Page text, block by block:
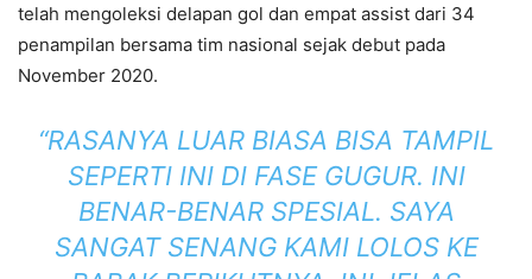
telah mengoleksi delapan gol dan empat assist dari 34
penampilan bersama tim nasional sejak debut pada
November 2020.
“RASANYA LUAR BIASA BISA TAMPIL
SEPERTI INI DI FASE GUGUR. INI
BENAR-BENAR SPESIAL. SAYA
SANGAT SENANG KAMI LOLOS KE